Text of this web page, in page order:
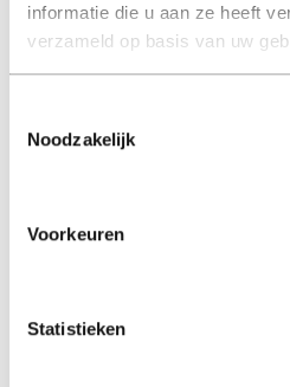
informatie die u aan ze heeft
verzameld op basis van uw
Noodzakelijk
Voorkeuren
Statistieken
Interculturele